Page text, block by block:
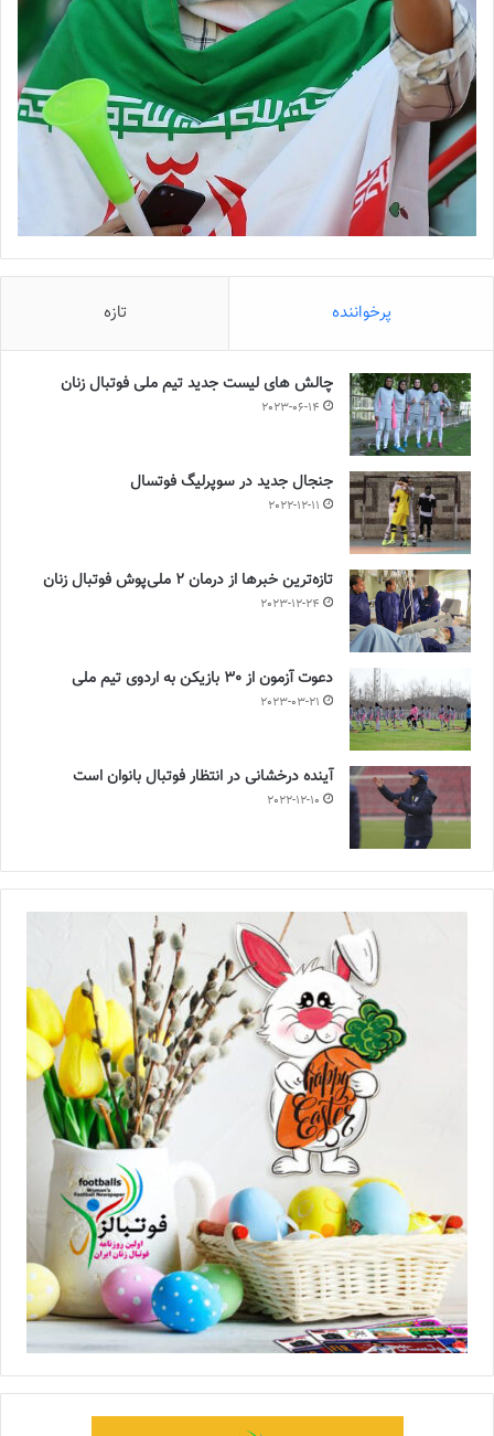
پرخواننده تازه
چالش هاى ليست جدید تيم ملى فوتبال زنان
2023-06-14
جنجال جدید در سوپرلیگ فوتسال
2022-12-11
تازه‌ترین خبرها از درمان ۲ ملی‌پوش فوتبال زنان
2023-12-24
دعوت آزمون از 30 بازیکن به اردوی تیم ملی
2023-03-21
آینده درخشانی در انتظار فوتبال بانوان است
2022-12-10